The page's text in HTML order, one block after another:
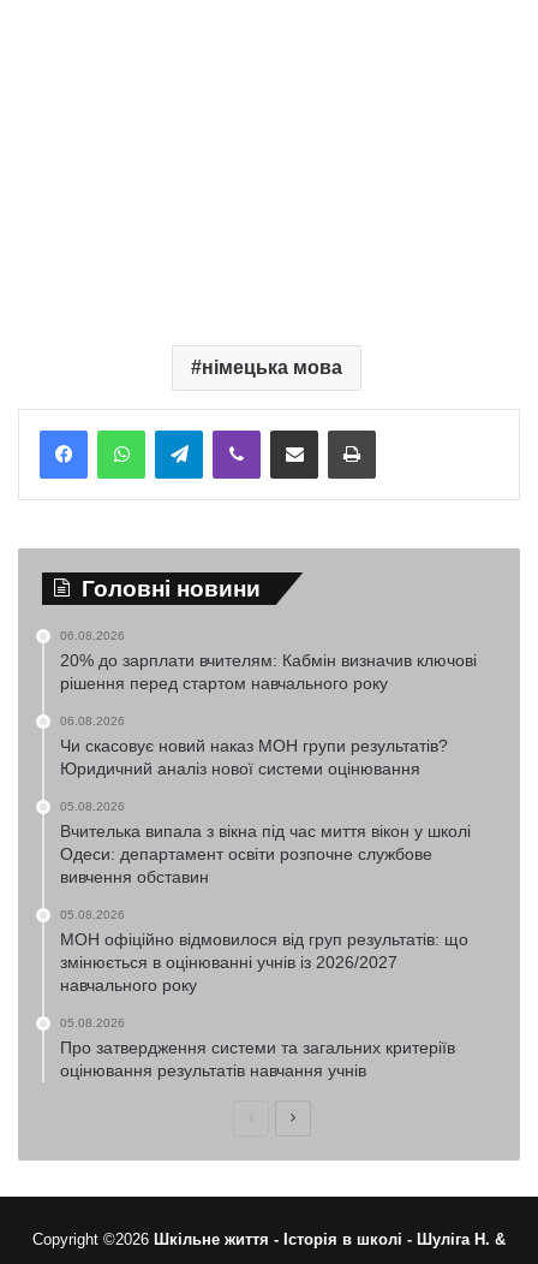
німецька мова
TelegramViber Надіслати електронною поштоюНадрукувати
Головні новини
06.08.2026
20% до зарплати вчителям: Кабмін визначив ключові
рішення перед стартом навчального року
06.08.2026
Чи скасовує новий наказ МОН групи результатів?
Юридичний аналіз нової системи оцінювання
05.08.2026
Вчителька випала з вікна під час миття вікон у школі
Одеси: департамент освіти розпочне службове
вивчення обставин
05.08.2026
МОН офіційно відмовилося від груп результатів: що
змінюється в оцінюванні учнів із 2026/2027
навчального року
05.08.2026
Про затвердження системи та загальних критеріїв
оцінювання результатів навчання учнів
ПопередняНаступна
Copyright ©2026 Шкільне життя - Історія в школі - Шуліга Н. &